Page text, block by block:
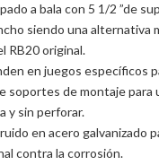
a bala con 5 1/2 ”de
siendo una alternativa
RB20 original.
en juegos específicos
soportes de montaje para
y sin perforar.
en acero galvanizado
contra la corrosión.